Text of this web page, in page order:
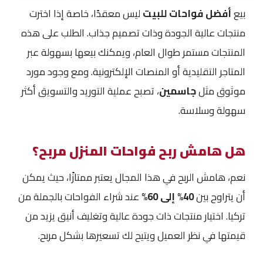
بيعأفضل فواحات للبيتليس معقدًا، خاصة إذا اخترت
منتجات عالية الجودة وذات تصميم جذاب. الطلب على هذه
المنتجات مستمر طوال العام، ويمكنك بيعها بسهولة عبر
المتاجر التقليدية أو المنصات الإلكترونية. ومع وجود مورد
موثوق مثلجاسمين، تصبح عملية التوريد والتسويق أكثر
سهولة وسلاسة.
هل هامش ربح فواحات المنزل مربح؟
نعم، هامش الربح في هذا المجال يعتبر ممتازًا، حيث يمكن
أن يتراوح بين40% إلى 60%
عند شراء الفواحات بالجملة من
تركيا. اختيار منتجات ذات جودة عالية وتغليف أنيق يزيد من
قيمتها في نظر العميل ويتيح لك تسعيرها بشكل مربح.